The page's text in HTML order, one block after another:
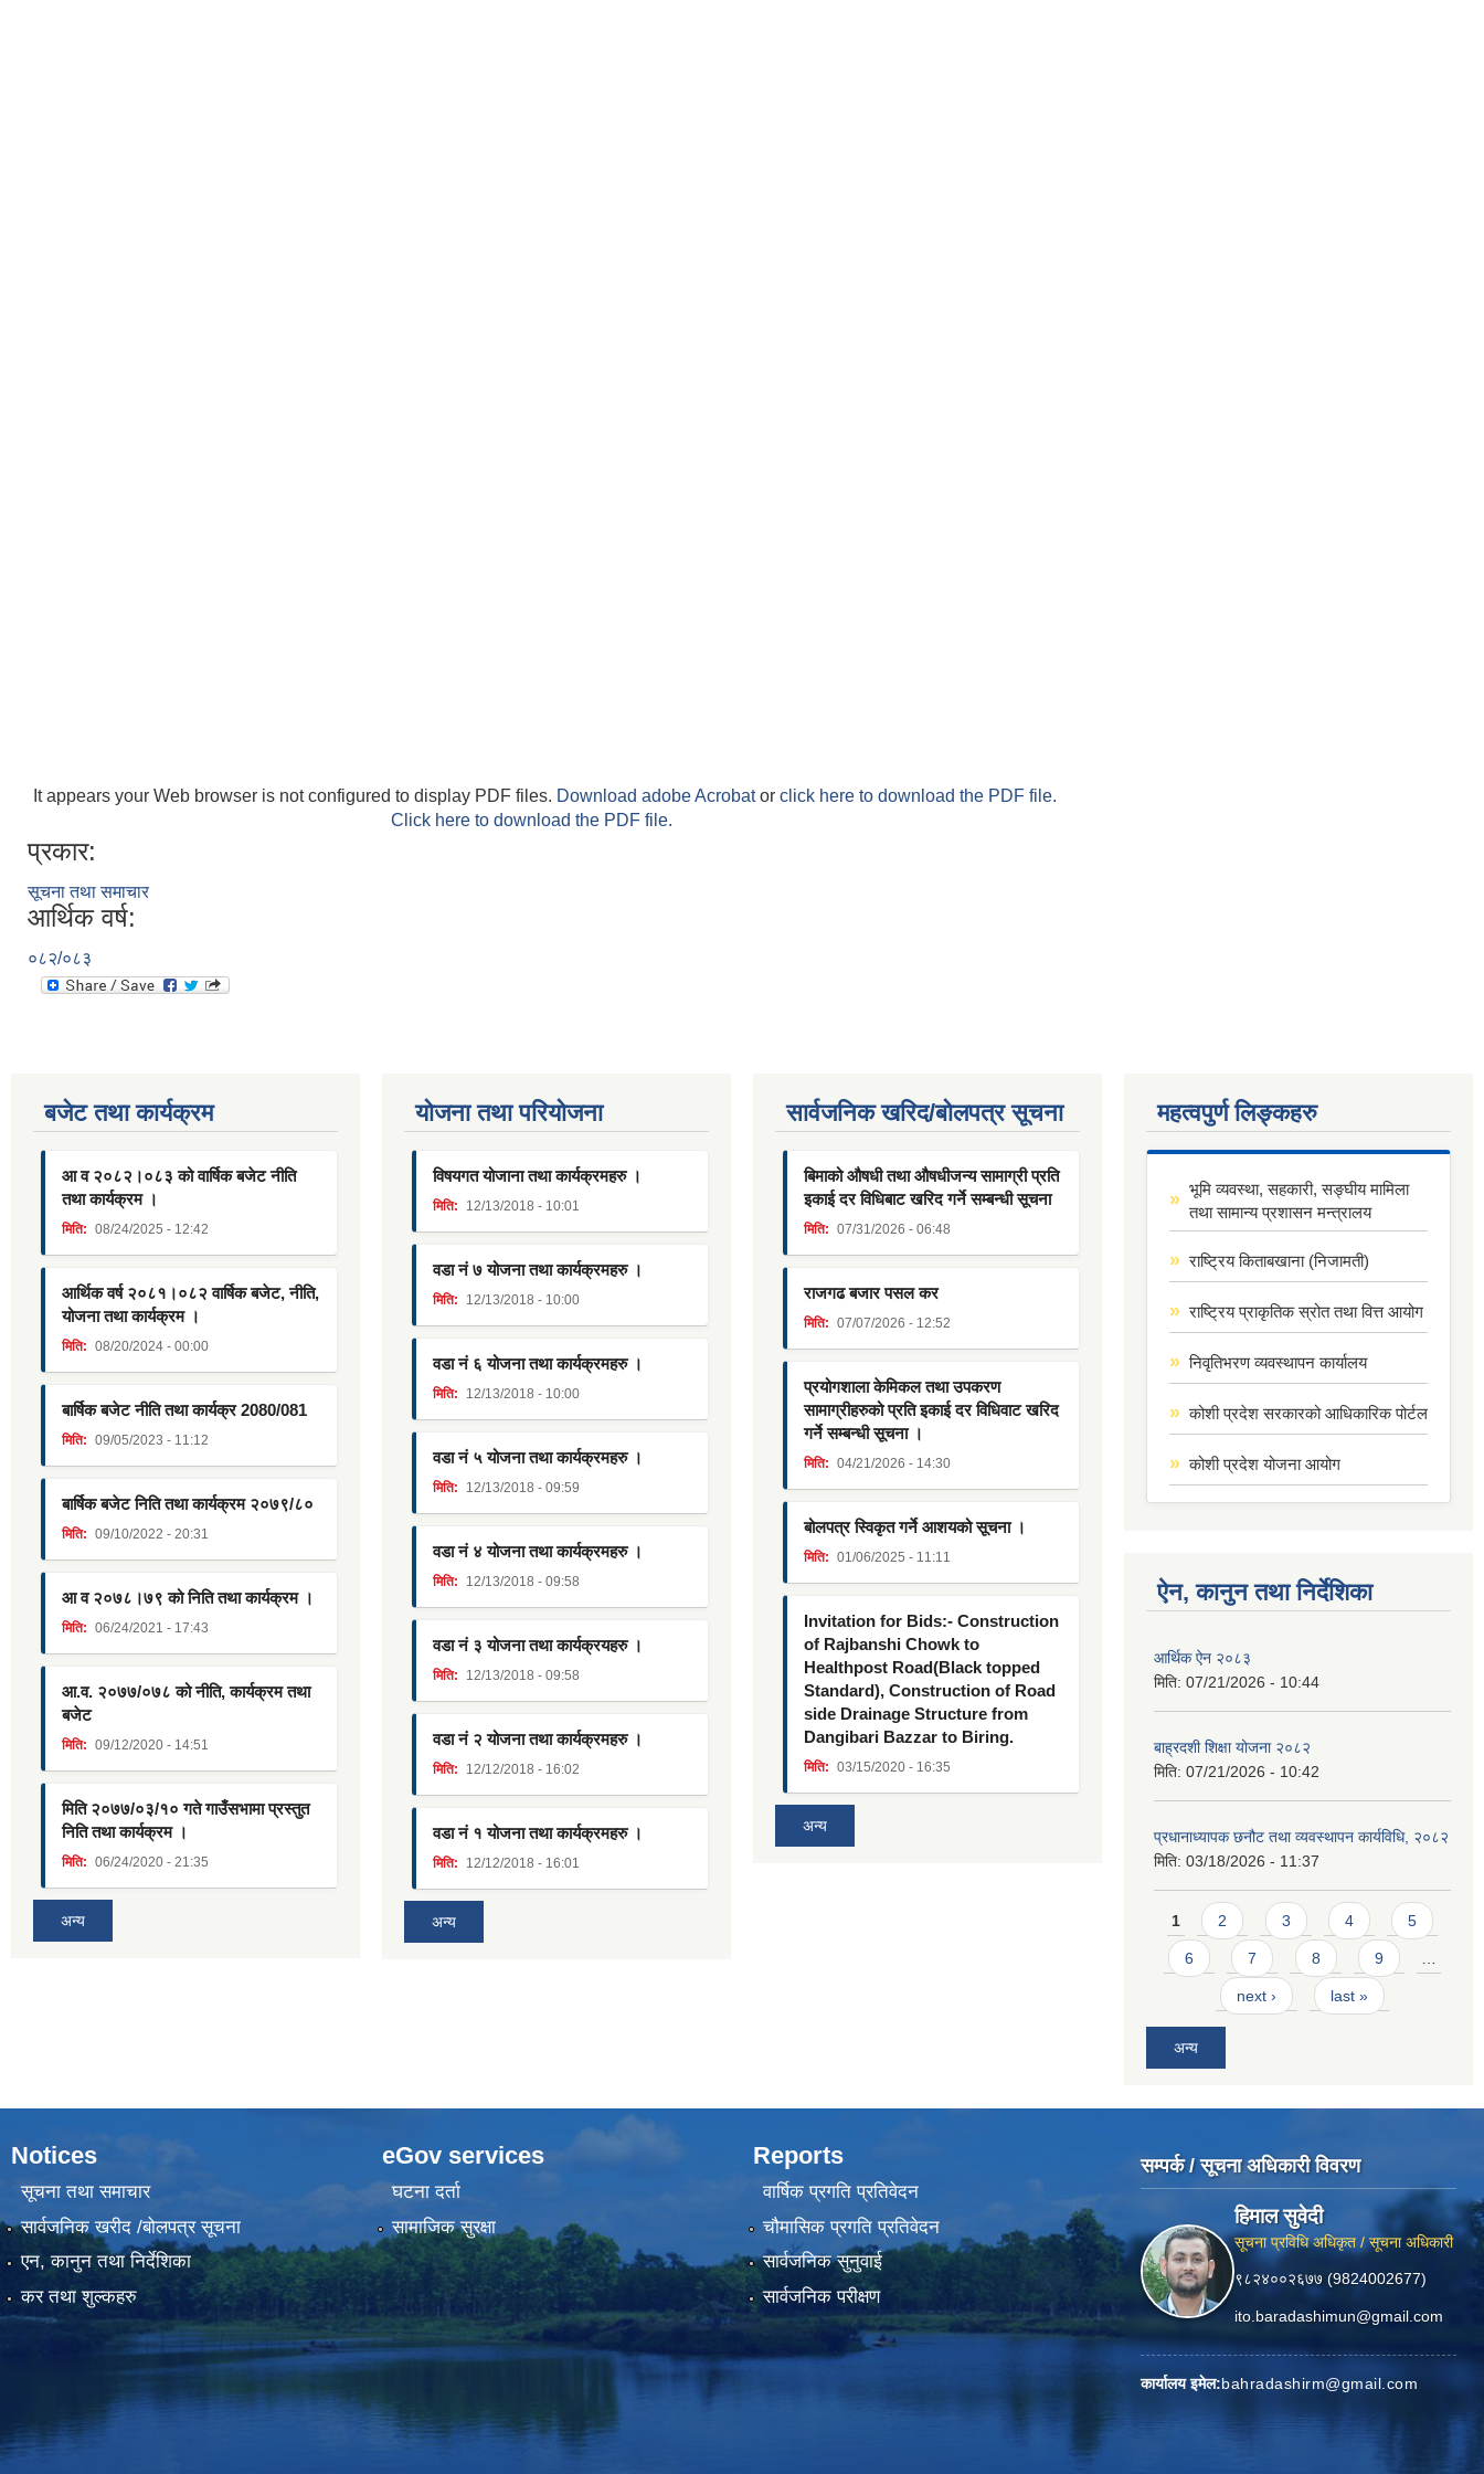
It appears your Web browser is not configured to display PDF files. Download adobe Acrobator click here to download the PDF file.
Click here to download the PDF file.
प्रकार:
सूचना तथा समाचार
आर्थिक वर्ष:
०८२/०८३
बजेट तथा कार्यक्रम
आ व २०८२।०८३ को वार्षिक बजेट नीति
तथा कार्यक्रम ।
मिति: 08/24/2025 - 12:42
आर्थिक वर्ष २०८१।०८२ वार्षिक बजेट, नीति,
योजना तथा कार्यक्रम ।
मिति: 08/20/2024 - 00:00
बार्षिक बजेट नीति तथा कार्यक्र 2080/081
मिति: 09/05/2023 - 11:12
बार्षिक बजेट निति तथा कार्यक्रम २०७९/८०
मिति: 09/10/2022 - 20:31
आ व २०७८।७९ को निति तथा कार्यक्रम ।
मिति: 06/24/2021 - 17:43
आ.व. २०७७/०७८ को नीति, कार्यक्रम तथा
बजेट
मिति: 09/12/2020 - 14:51
मिति २०७७/०३/१० गते गाउँसभामा प्रस्तुत
निति तथा कार्यक्रम ।
मिति: 06/24/2020 - 21:35
अन्य
याेजना तथा परियाेजना
विषयगत योजाना तथा कार्यक्रमहरु ।
मिति: 12/13/2018 - 10:01
वडा नं ७ योजना तथा कार्यक्रमहरु ।
मिति: 12/13/2018 - 10:00
वडा नं ६ योजना तथा कार्यक्रमहरु ।
मिति: 12/13/2018 - 10:00
वडा नं ५ योजना तथा कार्यक्रमहरु ।
मिति: 12/13/2018 - 09:59
वडा नं ४ योजना तथा कार्यक्रमहरु ।
मिति: 12/13/2018 - 09:58
वडा नं ३ योजना तथा कार्यक्रयहरु ।
मिति: 12/13/2018 - 09:58
वडा नं २ योजना तथा कार्यक्रमहरु ।
मिति: 12/12/2018 - 16:02
वडा नं १ योजना तथा कार्यक्रमहरु ।
मिति: 12/12/2018 - 16:01
अन्य
सार्वजनिक खरिद/बोलपत्र सूचना
बिमाको औषधी तथा औषधीजन्य सामाग्री प्रति
इकाई दर विधिबाट खरिद गर्ने सम्बन्धी सूचना
मिति: 07/31/2026 - 06:48
राजगढ बजार पसल कर
मिति: 07/07/2026 - 12:52
प्रयोगशाला केमिकल तथा उपकरण
सामाग्रीहरुको प्रति इकाई दर विधिवाट खरिद
गर्ने सम्बन्धी सूचना ।
मिति: 04/21/2026 - 14:30
बोलपत्र स्विकृत गर्ने आशयको सूचना ।
मिति: 01/06/2025 - 11:11
Invitation for Bids:- Construction
of Rajbanshi Chowk to
Healthpost Road(Black topped
Standard), Construction of Road
side Drainage Structure from
Dangibari Bazzar to Biring.
मिति: 03/15/2020 - 16:35
अन्य
महत्वपुर्ण लिङ्कहरु
भूमि व्यवस्था, सहकारी, सङ्घीय मामिला
तथा सामान्य प्रशासन मन्त्रालय
राष्ट्रिय किताबखाना (निजामती)
राष्ट्रिय प्राकृतिक स्रोत तथा वित्त आयोग
निवृतिभरण व्यवस्थापन कार्यालय
कोशी प्रदेश सरकारको आधिकारिक पोर्टल
कोशी प्रदेश योजना आयोग
ऐन, कानुन तथा निर्देशिका
आर्थिक ऐन २०८३
मिति: 07/21/2026 - 10:44
बाह्रदशी शिक्षा योजना २०८२
मिति: 07/21/2026 - 10:42
प्रधानाध्यापक छनौट तथा व्यवस्थापन कार्यविधि, २०८२
मिति: 03/18/2026 - 11:37
Pages
1 2 3 4 5
6 7 8 9 …
next › last »
अन्य
Notices
सूचना तथा समाचार
सार्वजनिक खरीद /बोलपत्र सूचना
एन, कानुन तथा निर्देशिका
कर तथा शुल्कहरु
eGov services
घटना दर्ता
सामाजिक सुरक्षा
Reports
वार्षिक प्रगति प्रतिवेदन
चौमासिक प्रगति प्रतिवेदन
सार्वजनिक सुनुवाई
सार्वजनिक परीक्षण
सम्पर्क / सूचना अधिकारी विवरण
हिमाल सुवेदी
सूचना प्रविधि अधिकृत / सूचना अधिकारी
९८२४००२६७७ (9824002677)
ito.baradashimun@gmail.com
कार्यालय इमेल:bahradashirm@gmail.com